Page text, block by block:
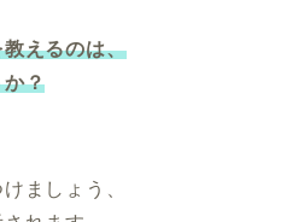
えるのは、
か？
ましょう、